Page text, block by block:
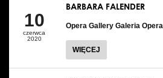
10
czerwca
2020
BARBARA FALENDER
Opera Gallery Galeria Opera
WIĘCEJ